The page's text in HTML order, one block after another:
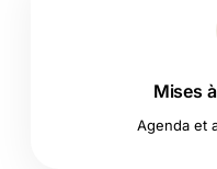
Mises
Agenda et